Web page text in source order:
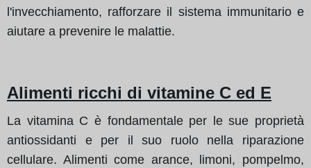
l'invecchiamento, rafforzare il sistema immunitario e
aiutare a prevenire le malattie.
Alimenti ricchi di vitamine C ed E
La vitamina C è fondamentale per le sue proprietà
antiossidanti e per il suo ruolo nella riparazione
cellulare. Alimenti come arance, limoni, pompelmo,